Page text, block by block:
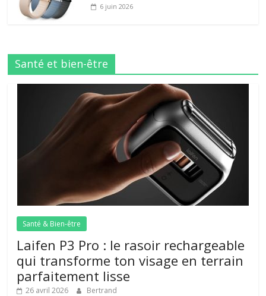
6 juin 2026
Santé et bien-être
Santé & Bien-être
Laifen P3 Pro : le rasoir rechargeable
qui transforme ton visage en terrain
parfaitement lisse
26 avril 2026 Bertrand